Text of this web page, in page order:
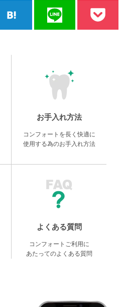
お手入れ方法
コンフォートを長く快適に
使用する為のお手入れ方法
よくある質問
コンフォートご利用に
あたってのよくある質問